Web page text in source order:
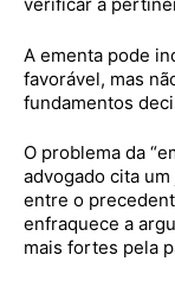
A ementa pode
favorável, mas
fundamentos
O problema da
advogado cita
entre o
enfraquece a
mais fortes pela